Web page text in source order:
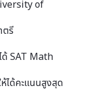
of
ตรี
SAT Math
ได้คะแนนสูงสุด